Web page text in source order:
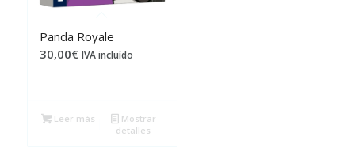
Panda Royale
30,00€ IVA incluído
Leer más
Mostrar
detalles